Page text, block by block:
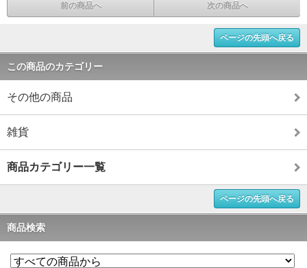
前の商品へ 次の商品へ
ページの先頭へ戻る
この商品のカテゴリー
その他の商品
雑貨
商品カテゴリー一覧
ページの先頭へ戻る
商品検索